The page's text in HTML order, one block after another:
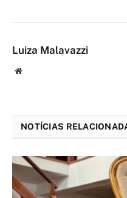
Luiza Malavazzi
Website
NOTÍCIAS